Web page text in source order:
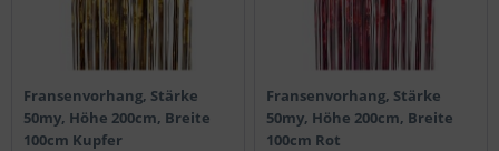
Fransenvorhang, Stärke
50my, Höhe 200cm, Breite
100cm Kupfer
Fransenvorhang, Stärke
50my, Höhe 200cm, Breite
100cm Rot